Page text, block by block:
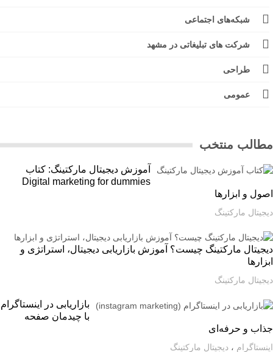
شبکه‌های اجتماعی
شرکت های تبلیغاتی در مشهد
طراحی
عمومی
منتخب
آموزش دیجیتال مارکتینگ: کتاب
Digital marketing for dummies
و ابزارها
مارکتینگ
مارکتینگ چیست؟ آموزش بازاریابی دیجیتال، استراتژی و
مارکتینگ
بازاریابی در اینستاگرام
با چیدمان صفحه
و حرفه‌ای
،دیجیتال مارکتینگ